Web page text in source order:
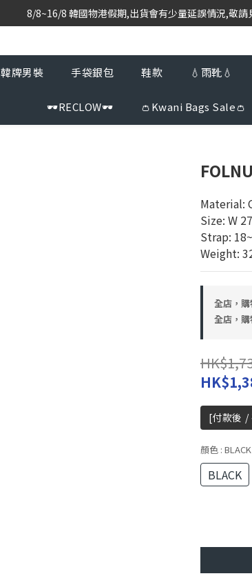
韓國當地代購團隊,每星期韓國直送香港
8/8~16/8 韓國物港假期,出貨會有少量延誤情況,敬請
韓牌男裝 手袋銀包 鞋款 💧雨靴💧
🕶️RECLOW🕶️ 👛Kwani Bags Sale👛
Material:
Size: W
Strap:
Weight:
全店，
全店，
[付款後 /
顏色 : BLACK
BLACK